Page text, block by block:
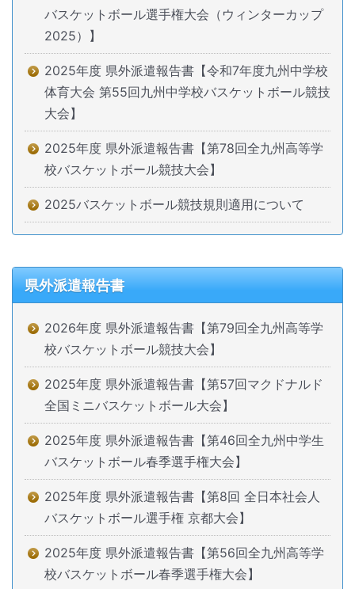
バスケットボール選手権大会（ウィンターカップ
2025）】
2025年度 県外派遣報告書【令和7年度九州中学校
体育大会 第55回九州中学校バスケットボール競技
大会】
2025年度 県外派遣報告書【第78回全九州高等学
校バスケットボール競技大会】
2025バスケットボール競技規則適用について
県外派遣報告書
2026年度 県外派遣報告書【第79回全九州高等学
校バスケットボール競技大会】
2025年度 県外派遣報告書【第57回マクドナルド
全国ミニバスケットボール大会】
2025年度 県外派遣報告書【第46回全九州中学生
バスケットボール春季選手権大会】
2025年度 県外派遣報告書【第8回 全日本社会人
バスケットボール選手権 京都大会】
2025年度 県外派遣報告書【第56回全九州高等学
校バスケットボール春季選手権大会】